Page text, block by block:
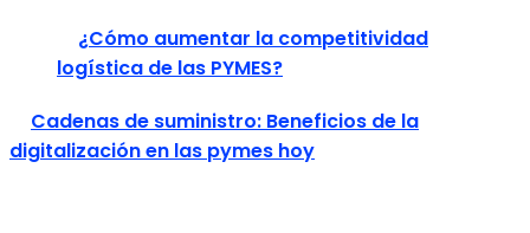
¿Cómo aumentar la competitividad
logística de las PYMES?
Cadenas de suministro: Beneficios de la
digitalización en las pymes hoy